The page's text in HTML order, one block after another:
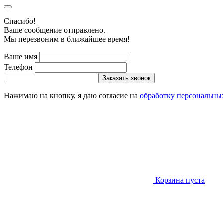
Cпасибо!
Ваше сообщение отправлено.
Мы перезвоним в ближайшее время!
Ваше имя
Телефон
Заказать звонок
Нажимаю на кнопку, я даю согласие на обработку
Корзина пуста